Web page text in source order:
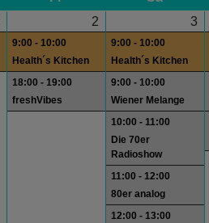
2
9:00 - 10:00
Health´s Kitchen
18:00 - 19:00
freshVibes
3
9:00 - 10:00
Health´s Kitchen
9:00 - 10:00
Wiener Melange
10:00 - 11:00
Die 70er
Radioshow
11:00 - 12:00
80er analog
12:00 - 13:00